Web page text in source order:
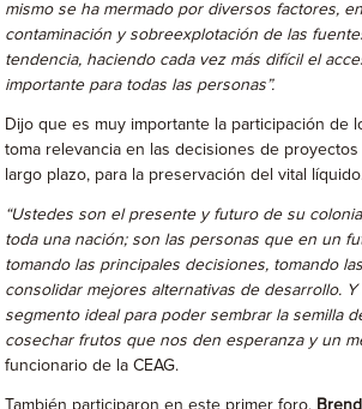
mismo se ha mermado por diversos factores,
contaminación y sobreexplotación de las
tendencia, haciendo cada vez más difícil el
importante para todas las personas”.
Dijo que es muy importante la participación de
toma relevancia en las decisiones de
largo plazo, para la preservación del vital
“Ustedes son el presente y futuro de su
toda una nación; son las personas que en un
tomando las principales decisiones, tomando
consolidar mejores alternativas de desarrollo.
segmento ideal para poder sembrar la semilla
cosechar frutos que nos den esperanza y un
funcionario de la CEAG.
También participaron en este primer foro,